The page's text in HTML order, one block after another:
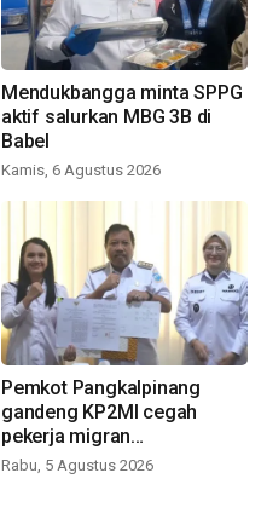
Mendukbangga minta SPPG
aktif salurkan MBG 3B di
Babel
Kamis, 6 Agustus 2026
Pemkot Pangkalpinang
gandeng KP2MI cegah
pekerja migran
nonprosedural
Rabu, 5 Agustus 2026